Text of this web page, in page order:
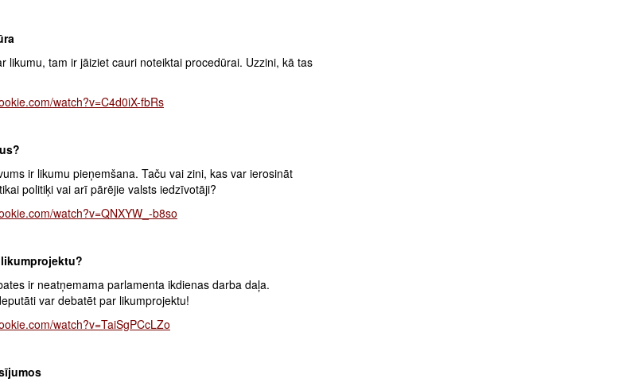
likumu, tam ir jāiziet cauri noteiktai procedūrai. Uzzini, kā tas
watch?v=C4d0iX-fbRs
ir likumu pieņemšana. Taču vai zini, kas var ierosināt
politiķi vai arī pārējie valsts iedzīvotāji?
watch?v=QNXYW_-b8so
ir neatņemama parlamenta ikdienas darba daļa.
var debatēt par likumprojektu!
watch?v=TaiSgPCcLZo